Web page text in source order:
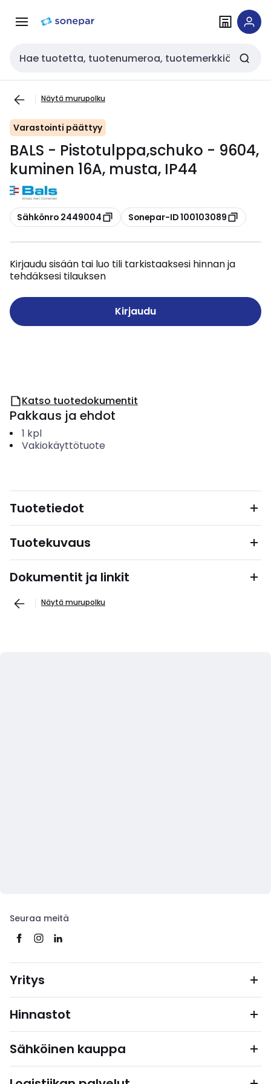
navigointiinsisältöön
Haku
Näytä murupolku
Varastointi päättyy
BALS - Pistotulppa,schuko - 9604,
kuminen 16A, musta, IP44
Kopioi
Sähkönro 2449004 Kopioi
Sonepar-ID 100103089
Kirjaudu sisään tai luo tili tarkistaaksesi hinnan ja
tehdäksesi tilauksen
Kirjaudu
Katso tuotedokumentit
Pakkaus ja ehdot
1 kpl
Vakiokäyttötuote
Tuotetiedot
Tuotekuvaus
Dokumentit ja linkit
Näytä murupolku
Seuraa meitä
Yritys
Hinnastot
Sähköinen kauppa